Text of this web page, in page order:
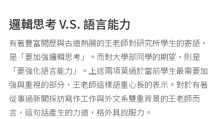
邏輯思考 V.S. 語言能力
有著豐富閱歷與古道熱腸的王老師對研究所學生的寄語，
是「要加強邏輯思考」。而對大學部同學的期望，則是
「要強化語言能力」。上述兩項莫過於當前學生最需要加
強與重視的部分，王老師這樣語重心長的表示。對於有著
從事過新聞採訪寫作工作與外文系雙重背景的王老師而
言，這句話產生的力道，格外具說服力。